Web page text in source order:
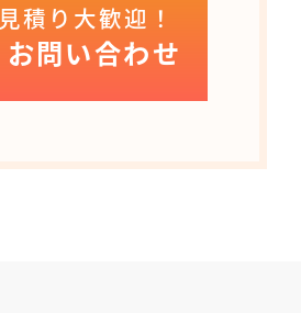
積り大歓迎！
お問い合わせ